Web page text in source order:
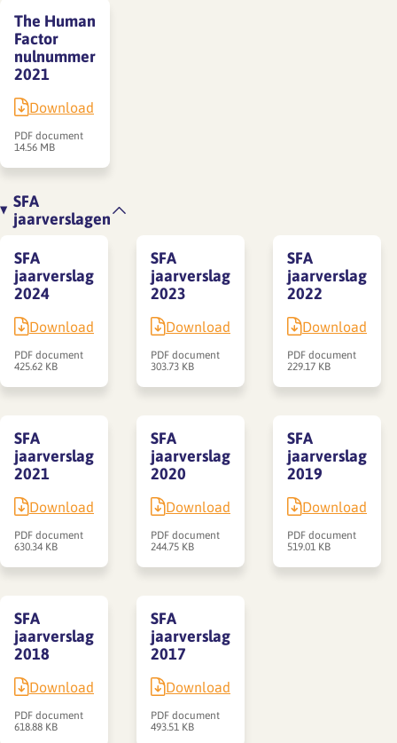
The Human
Factor
nulnummer
2021
Download
PDF document
14.56 MB
SFA
jaarverslagen
SFA
jaarverslag
2024
Download
PDF document
425.62 KB
SFA
jaarverslag
2023
Download
PDF document
303.73 KB
SFA
jaarverslag
2022
Download
PDF document
229.17 KB
SFA
jaarverslag
2021
Download
PDF document
630.34 KB
SFA
jaarverslag
2020
Download
PDF document
244.75 KB
SFA
jaarverslag
2019
Download
PDF document
519.01 KB
SFA
jaarverslag
2018
Download
PDF document
618.88 KB
SFA
jaarverslag
2017
Download
PDF document
493.51 KB